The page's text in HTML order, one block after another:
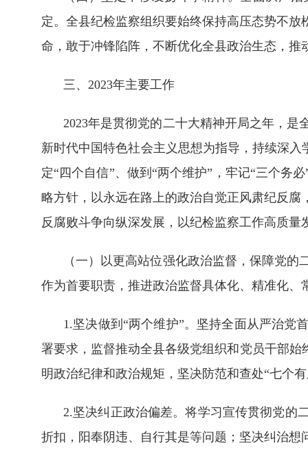
定。全县纪检监察组织要始终保持高压态势不
命，敢于冲锋陷阵，不断优化全县政治生态，
三、2023年主要工作
2023年是贯彻党的二十大精神开局之年，
新时代中国特色社会主义思想为指导，持续深
定“四个自信”、做到“两个维护”，牢记“三个务
略方针，以永远在路上的政治自觉正风肃纪反
反腐败斗争向纵深发展，以纪检监察工作高质
（一）以更高站位强化政治监督，保障党
作为首要职责，推进政治监督具体化、精准化
1.坚决做到“两个维护”。坚持全面从严治党
署要求，监督推动全县各级党组织和党员干部
明政治纪律和政治规矩，坚决防范和查处“七个
2.坚决纠正政治偏差。将学习宣传贯彻党的
折扣，阳奉阴违、自行其是等问题；坚决纠治